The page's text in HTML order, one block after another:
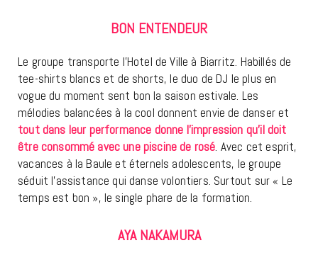
BON ENTENDEUR
Le groupe transporte l’Hotel de Ville à Biarritz. Habillés de
tee-shirts blancs et de shorts, le duo de DJ le plus en
vogue du moment sent bon la saison estivale. Les
mélodies balancées à la cool donnent envie de danser et
tout dans leur performance donne l’impression qu’il doit
être consommé avec une piscine de rosé. Avec cet esprit,
vacances à la Baule et éternels adolescents, le groupe
séduit l’assistance qui danse volontiers. Surtout sur « Le
temps est bon », le single phare de la formation.
AYA NAKAMURA